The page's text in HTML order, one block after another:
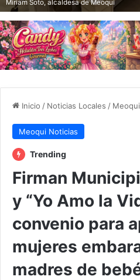
Miriam Soto, alcaldesa de Meoqui
Inicio / Noticias Locales /
Meoqui Noticias
Trending
Firman
y “Yo Amo la
convenio para
mujeres
madres de